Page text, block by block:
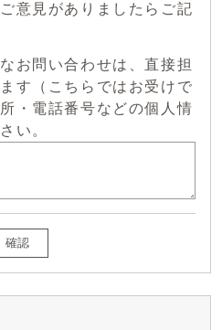
意見がありましたらご記
お問い合わせは、直接担
す（こちらではお受けで
・電話番号などの個人情
い。
確認